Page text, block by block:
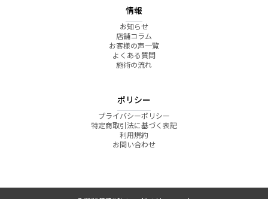
情報
お知らせ
店舗コラム
お客様の声一覧
よくある質問
施術の流れ
ポリシー
プライバシーポリシー
特定商取引法に基づく表記
利用規約
お問い合わせ